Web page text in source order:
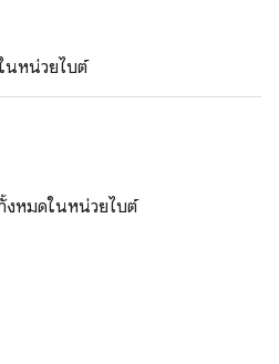
นหน่วยไบต์
งหมดในหน่วยไบต์